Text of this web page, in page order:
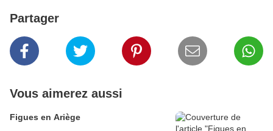
Partager
Vous aimerez aussi
Figues en Ariège